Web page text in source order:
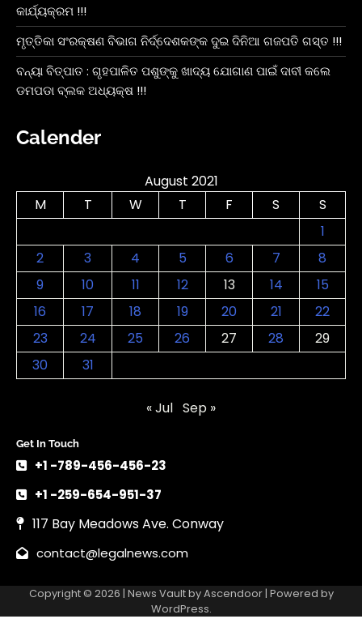
କାର୍ଯ୍ୟକ୍ରମ !!!
ମୃତ୍ତିକା ସଂରକ୍ଷଣ ବିଭାଗ ନିର୍ଦ୍ଦେଶକଙ୍କ ଦୁଇ ଦିନିଆ ଗଜପତି ଗସ୍ତ !!!
ବନ୍ୟା ବିତ୍ପାତ : ଗୃହପାଳିତ ପଶୁଙ୍କୁ ଖାଦ୍ୟ ଯୋଗାଣ ପାଇଁ ଦାବୀ କଲେ
ଡମପଡା ବ୍ଲକ ଅଧ୍ୟକ୍ଷ !!!
Calender
August 2021
M
T W T F S
S
1
2
3 4 5 6 7
8
9
10 11 12 13 14
15
16
17 18 19 20 21
22
23
24 25 26 27 28
29
30
31
« Jul Sep »
Get In Touch
+1 -789-456-456-23
+1 -259-654-951-37
117 Bay Meadows Ave. Conway
contact@legalnews.com
Copyright © 2026 | News Vault byAscendoor| Powered by
WordPress.